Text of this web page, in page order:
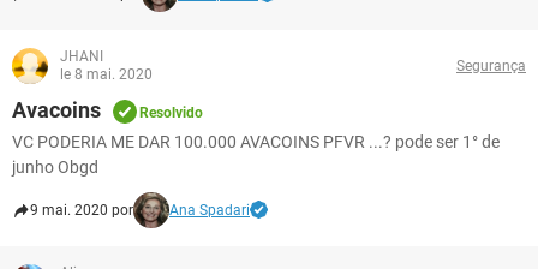
JHANI
le 8 mai. 2020
Segurança
Avacoins Resolvido
VC PODERIA ME DAR 100.000 AVACOINS PFVR ...? pode ser 1° de
junho Obgd
9 mai. 2020 por Ana Spadari